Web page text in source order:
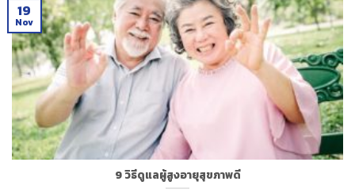
9 วิธีดูแลผู้สูงอายุสุขภาพดี
19
Nov